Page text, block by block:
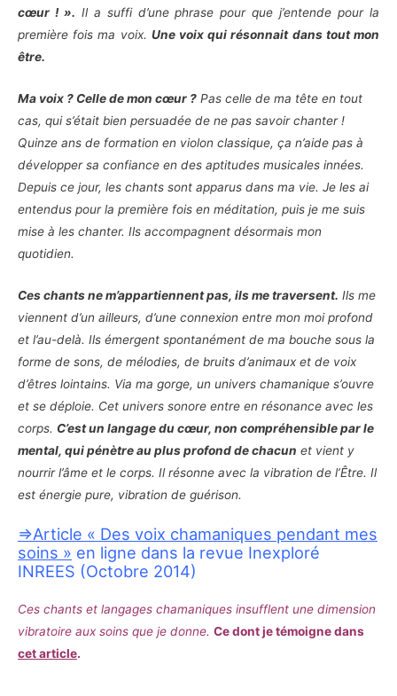
cœur ! ». Il a suffi d’une phrase pour que j’entende pour la
première fois ma voix. Une voix qui résonnait dans tout mon
être.
Ma voix ? Celle de mon cœur ? Pas celle de ma tête en tout
cas, qui s’était bien persuadée de ne pas savoir chanter !
Quinze ans de formation en violon classique, ça n’aide pas à
développer sa confiance en des aptitudes musicales innées.
Depuis ce jour, les chants sont apparus dans ma vie. Je les ai
entendus pour la première fois en méditation, puis je me suis
mise à les chanter. Ils accompagnent désormais mon
quotidien.
Ces chants ne m’appartiennent pas, ils me traversent. Ils me
viennent d’un ailleurs, d’une connexion entre mon moi profond
et l’au-delà. Ils émergent spontanément de ma bouche sous la
forme de sons, de mélodies, de bruits d’animaux et de voix
d’êtres lointains. Via ma gorge, un univers chamanique s’ouvre
et se déploie. Cet univers sonore entre en résonance avec les
corps. C’est un langage du cœur, non compréhensible par le
mental, qui pénètre au plus profond de chacun et vient y
nourrir l’âme et le corps. Il résonne avec la vibration de l’Être. Il
est énergie pure, vibration de guérison.
=>Article « Des voix chamaniques pendant mes
soins » en ligne dans la revue Inexploré
INREES (Octobre 2014)
Ces chants et langages chamaniques insufflent une dimension
vibratoire aux soins que je donne. Ce dont je témoigne dans
cet article.